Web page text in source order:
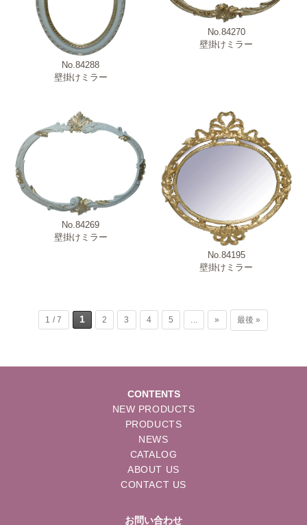
No.84288
壁掛けミラー
No.84270
壁掛けミラー
No.84269
壁掛けミラー
No.84195
壁掛けミラー
1 / 7 1 2 3 4 5 » 最後 »
CONTENTS
NEW PRODUCTS
PRODUCTS
NEWS
CATALOG
ABOUT US
CONTACT US
お問い合わせ